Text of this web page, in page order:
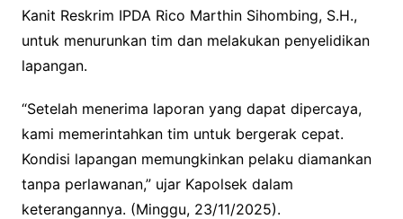
Kanit Reskrim IPDA Rico Marthin Sihombing, S.H.,
untuk menurunkan tim dan melakukan penyelidikan
lapangan.
“Setelah menerima laporan yang dapat dipercaya,
kami memerintahkan tim untuk bergerak cepat.
Kondisi lapangan memungkinkan pelaku diamankan
tanpa perlawanan,” ujar Kapolsek dalam
keterangannya. (Minggu, 23/11/2025).